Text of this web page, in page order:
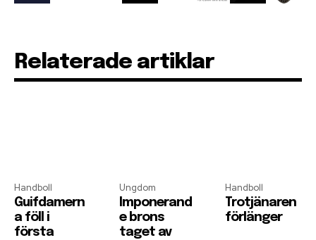
Relaterade artiklar
Handboll
Guifdamern
a föll i
första
Ungdom
Imponerand
e brons
taget av
Handboll
Trotjänaren
förlänger